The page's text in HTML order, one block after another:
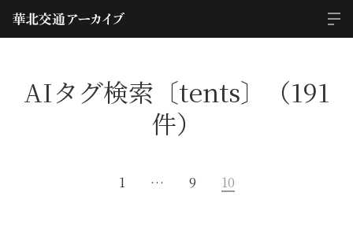
AIタグ検索〔tents〕（191
件）
1 … 9 10